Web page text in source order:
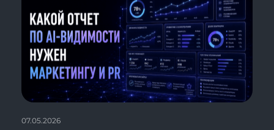
07.05.2026